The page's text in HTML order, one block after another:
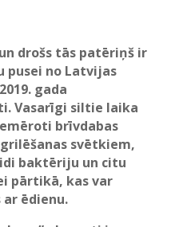
drošs tās patēriņš ir
pusei no Latvijas
gada
Vasarīgi siltie laika
brīvdabas
svētkiem,
baktēriju un citu
pārtikā, kas var
ēdienu.